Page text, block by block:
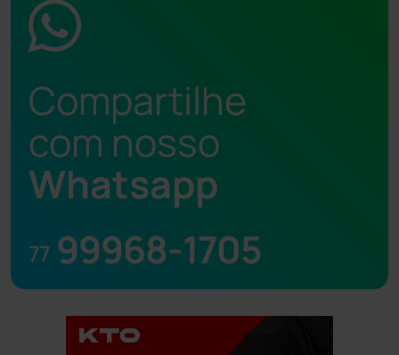
Compartilhe
com nosso
Whatsapp
77 99968-1705